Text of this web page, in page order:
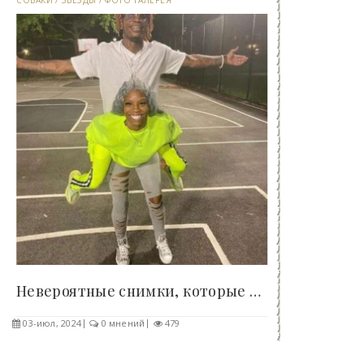
Невероятные снимки, которые могут сломать мозг -..
03-июл, 2024 0 мнений 479